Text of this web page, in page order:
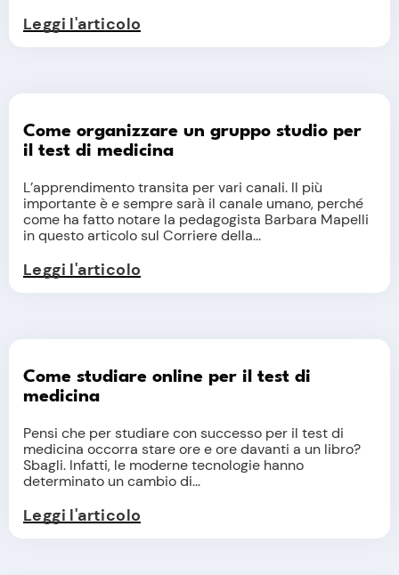
Leggi l'articolo
Come organizzare un gruppo studio per
il test di medicina
L’apprendimento transita per vari canali. Il più
importante è e sempre sarà il canale umano, perché
come ha fatto notare la pedagogista Barbara Mapelli
in questo articolo sul Corriere della...
Leggi l'articolo
Come studiare online per il test di
medicina
Pensi che per studiare con successo per il test di
medicina occorra stare ore e ore davanti a un libro?
Sbagli. Infatti, le moderne tecnologie hanno
determinato un cambio di...
Leggi l'articolo